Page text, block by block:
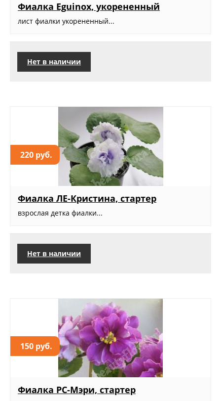
Фиалка Eguinox, укорененный
лист фиалки укорененный...
Нет в наличии
220 руб.
Фиалка ЛЕ-Кристина, стартер
взрослая детка фиалки...
Нет в наличии
150 руб.
Фиалка РС-Мэри, стартер